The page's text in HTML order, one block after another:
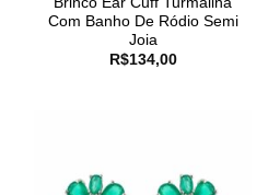
Com Banho De Ródio Semi
Joia
R$134,00